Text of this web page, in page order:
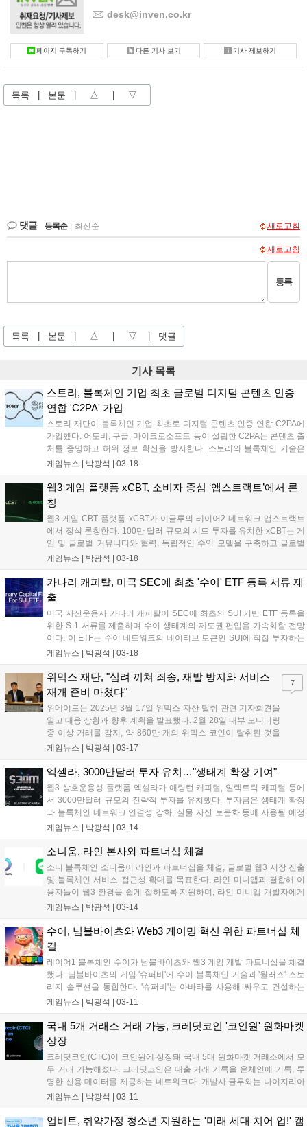
desk@inven.co.kr
페이지 구독하기 다른 기사 보기 기사 제보하기
목록 | 본문 | △ | ▽
댓글 등록순 최신순 새로고침
새로고침
등록
목록 | 본문 | △ | ▽ | 댓글
기사 목록
스토리, 블록체인 기업 최초 글로벌 디지털 콘텐츠 인증
연합 'C2PA' 가입
스토리 재단이 블록체인 기업 최초로 디지털 콘텐츠 인증 연합 C2PA에
가입했다. 어도비, 구글, 마이크로소프트 등이 설립한 C2PA는 콘텐츠 출
처를 증명하고 허위 정보 확산을 방지한다. 스토리의 블록체인 기술은
콘텐츠 생성 과정을 투명하게 관리하여 저작권 보호 및 투명한 유통 환
대의 신뢰 인프라로 자리 잡도록 기여할 것이라고 밝혔다....
게임뉴스 | 박광석 | 03-18
웹3 게임 플랫폼 xCBT, 소비자 중심 ‘앱스트랙트’에서 론
칭
웹3 게임 CBT 플랫폼 xCBT가 이글루의 레이어2 네트워크 앱스트랙트
에서 정식 론칭한다. 100만 달러 규모의 시드 투자를 유치한 xCBT는 게
임 및 글로벌 커뮤니티와 협력, 독립적인 수익 모델을 구축하고 글로벌
사전 마케팅을 강화할 계획이다. xCBT는 경쟁형 베타 테스트를 통해 개
을 제공한다....
게임뉴스 | 박광석 | 03-18
카나리 캐피탈, 미국 SEC에 최초 '수이' ETF 등록 서류 제
출
미국 자산운용사 카나리 캐피탈이 SEC에 최초의 SUI 기반 ETF 등록을
위한 S-1 서류를 제출하며 수이 생태계의 제도권 편입을 가속화할 전망
이다. 이 ETF는 수이 네트워크의 네이티브 토큰인 SUI에 직접 투자하는
최초의 공모형 금융상품이다. 최근 그레이스케일, 프랭클린템플턴 등 주
기관 수요가 증가하고 있다. 수이는 고속 처리, 확장성, 보안성을 강점으
로 내세우며, 최근 DEX 누적 거래량 700억 달러를 돌파했다....
게임뉴스 | 박광석 | 03-18
위믹스 재단, "심려 끼쳐 죄송, 재발 방지와 서비스
재개 준비 마쳤다"
위메이드는 2025년 3월 17일 위믹스 자산 탈취 관련 기자회견을
열고 대응 상황과 향후 계획을 발표했다. 2월 28일 내부 모니터링
중 이상 거래를 감지, 약 860만 개의 위믹스 코인이 탈취된 것을
확인했다. 위믹스 팀은 탈취된 자산을 재단 보유량으로 복구하고,
릿지 기능은 부분 재개되었으며, 3월 21일까지 전체 서비스 재개
게임뉴스 | 박광석 | 03-17
7
엑셀라, 3000만달러 투자 유치…"생태계 확장 기여"
웹3 상호운용성 플랫폼 엑셀라가 애링턴 캐피털, 일렉트릭 캐피털 등에
서 3000만달러 규모의 전략적 투자를 유치했다. 투자금은 생태계 확장
과 블록체인 네트워크 연결성 강화, 실물 자산 토큰화 등에 사용될 예정
이다. 엑셀라는 자체 개발한 모비우스 개발 스택을 통해 블록체인 간 연
할 계획이다....
게임뉴스 | 박광석 | 03-14
소니움, 라인 본사와 파트너십 체결
소니 블록체인 소니움이 라인과 파트너십을 체결, 글로벌 웹3 시장 진출
및 블록체인 서비스 접근성 확대를 목표한다. 라인 미니앱과 결합해 이
용자들이 웹3 환경을 쉽게 접하도록 지원하며, 라인 미니앱 개발자에게
커뮤니티 구축, 마케팅, IP 협업 등을 지원할 예정이다. 소니움 생태계와
매치, 포켓 몹 등이 출시될 예정이다....
게임뉴스 | 박광석 | 03-14
수이, 님블바이츠와 Web3 게이밍 혁신 위한 파트너십 체
결
레이어1 블록체인 수이가 님블바이츠와 웹3 게임 개발 파트너십을 체결
했다. 님블바이츠의 게임 '슈퍼비'에 수이 블록체인 기술과 '월러스' 스토
리지 솔루션을 통합한다. '슈퍼비'는 아바타를 사용해 싸우고 건설하는
웹3 게임으로, 수이의 확장성과 zk로그인을 활용해 사용자 경험을 향상
한다....
게임뉴스 | 박광석 | 03-11
국내 5개 거래소 거래 가능, 크레딧코인 '코인원' 원화마켓
상장
크레딧코인(CTC)이 코인원에 상장돼 국내 5대 원화마켓 거래소에서 모
두 거래 가능해졌다. 크레딧코인은 대출 거래 기록을 온체인에 기록, 투
명한 신용 데이터를 제공하는 네트워크다. 개발사 글루와는 나이지리아
CBDC 사업에 참여 중이며, 스페이스코인, 수이, 월루스 등과 파트너십
신규 상장 기념 이벤트를 통해 총 2만7000 CTC를 지급한다....
게임뉴스 | 박광석 | 03-11
업비트, 취약가정 청소년 지원하는 '미래 세대 치어 업!' 캠